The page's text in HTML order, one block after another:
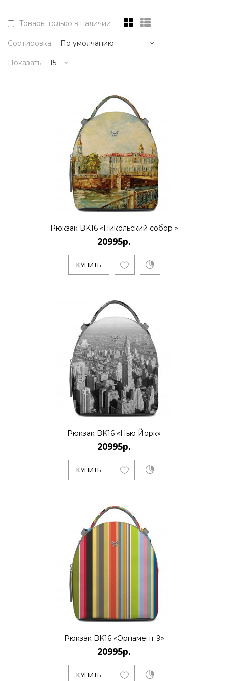
Товары только в наличии
Сортировка:
Показать:
20995р.
..
КУПИТЬ
..
20995р.
..
КУПИТЬ
20995р.
КУПИТЬ
КУПИТЬ
Рюкзак BK16 «Никольский собор »
20995р.
КУПИТЬ
Рюкзак BK16 «Нью Йорк»
20995р.
КУПИТЬ
Рюкзак BK16 «Орнамент 9»
20995р.
КУПИТЬ